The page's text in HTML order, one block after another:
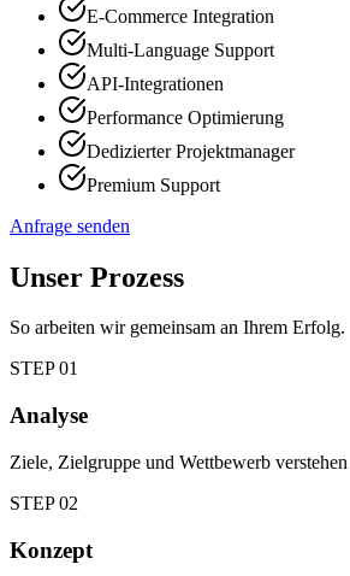
E-Commerce Integration
Multi-Language Support
API-Integrationen
Performance Optimierung
Dedizierter Projektmanager
Premium Support
Anfrage senden
Unser Prozess
So arbeiten wir gemeinsam an Ihrem Erfolg.
STEP01
Analyse
Ziele, Zielgruppe und Wettbewerb verstehen
STEP02
Konzept